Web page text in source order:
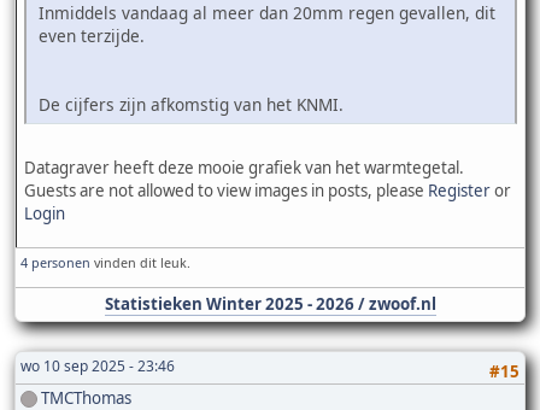
Inmiddels vandaag al meer dan 20mm regen gevallen, dit
even terzijde.
De cijfers zijn afkomstig van het KNMI.
Datagraver heeft deze mooie grafiek van het warmtegetal.
Guests are not allowed to view images in posts, please Registeror
Login
4 personen vinden dit leuk.
Statistieken Winter 2025 - 2026 / zwoof.nl
wo 10 sep 2025 - 23:46
#15
TMCThomas